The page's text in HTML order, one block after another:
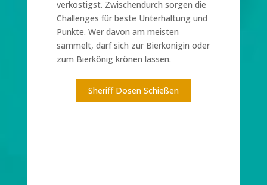
verköstigst. Zwischendurch sorgen die
Challenges für beste Unterhaltung und
Punkte. Wer davon am meisten
sammelt, darf sich zur Bierkönigin oder
zum Bierkönig krönen lassen.
Sheriff Dosen Schießen